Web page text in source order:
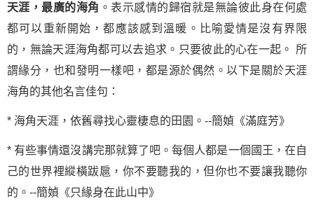
天涯，最廣的海角 。表示感情的歸宿就是無論彼此身在何處
都可以重新開始，都應該感到溫暖。比喻愛情是沒有界限
的，無論天涯海角都可以去追求。只要彼此的心在一起。 所
謂緣分，也和發明一樣吧，都是源於偶然。以下是關於天涯
海角的其他名言佳句：
* 海角天涯，依舊尋找心靈棲息的田園。--簡媜《滿庭芳》
* 有些事情還沒講完那就算了吧。每個人都是一個國王，在自
己的世界裡縱橫跋扈，你不要聽我的，但你也不要讓我聽你
的。--簡媜《只緣身在此山中》